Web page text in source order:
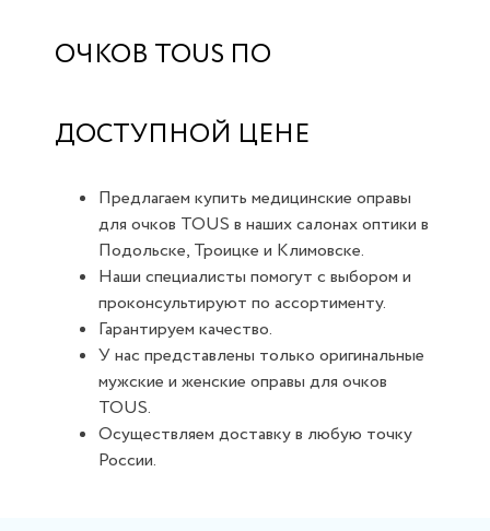
ОЧКОВ TOUS ПО
ДОСТУПНОЙ ЦЕНЕ
Предлагаем купить медицинские оправы
для очков TOUS в наших салонах оптики в
Подольске, Троицке и Климовске.
Наши специалисты помогут с выбором и
проконсультируют по ассортименту.
Гарантируем качество.
У нас представлены только оригинальные
мужские и женские оправы для очков
TOUS.
Осуществляем доставку в любую точку
России.